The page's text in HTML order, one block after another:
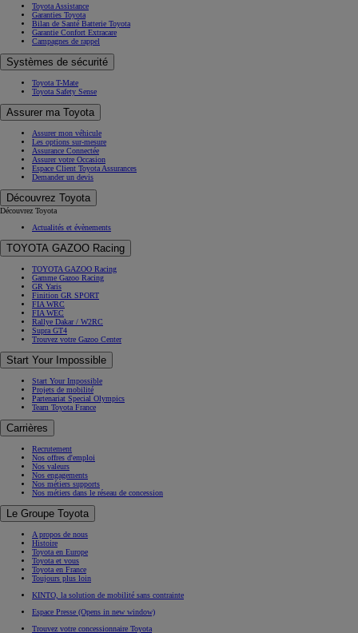
Toyota Assistance
Garanties Toyota
Bilan de Santé Batterie Toyota
Garantie Confort Extracare
Campagnes de rappel
Systèmes de sécurité
Toyota T-Mate
Toyota Safety Sense
Assurer ma Toyota
Assurer mon véhicule
Les options sur-mesure
Assurance Connectée
Assurer votre Occasion
Espace Client Toyota Assurances
Demander un devis
Découvrez Toyota
Découvrez Toyota
Actualités et évènements
TOYOTA GAZOO Racing
TOYOTA GAZOO Racing
Gamme Gazoo Racing
GR Yaris
Finition GR SPORT
FIA WRC
FIA WEC
Rallye Dakar / W2RC
Supra GT4
Trouvez votre Gazoo Center
Start Your Impossible
Start Your Impossible
Projets de mobilité
Partenariat Special Olympics
Team Toyota France
Carrières
Recrutement
Nos offres d'emploi
Nos valeurs
Nos engagements
Nos métiers supports
Nos métiers dans le réseau de concession
Le Groupe Toyota
A propos de nous
Histoire
Toyota en Europe
Toyota et vous
Toyota en France
Toujours plus loin
KINTO, la solution de mobilité sans contrainte
Espace Presse (Opens in new window)
Trouvez votre concessionnaire Toyota